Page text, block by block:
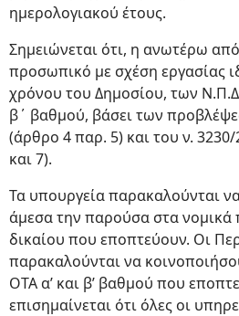
ημερολογιακού έτους.
Σημειώνεται ότι, η ανωτέρω
προσωπικό με σχέση εργασίας
χρόνου του Δημοσίου, των
β΄ βαθμού, βάσει των
(άρθρο 4 παρ. 5) και του ν.
και 7).
Τα υπουργεία παρακαλούνται
άμεσα την παρούσα στα
δικαίου που εποπτεύουν. Οι
παρακαλούνται να
ΟΤΑ α’ και β’ βαθμού που
επισημαίνεται ότι όλες οι